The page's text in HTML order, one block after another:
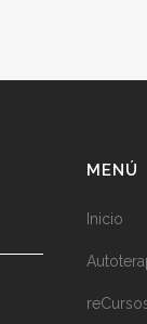
MENÚ
Inicio